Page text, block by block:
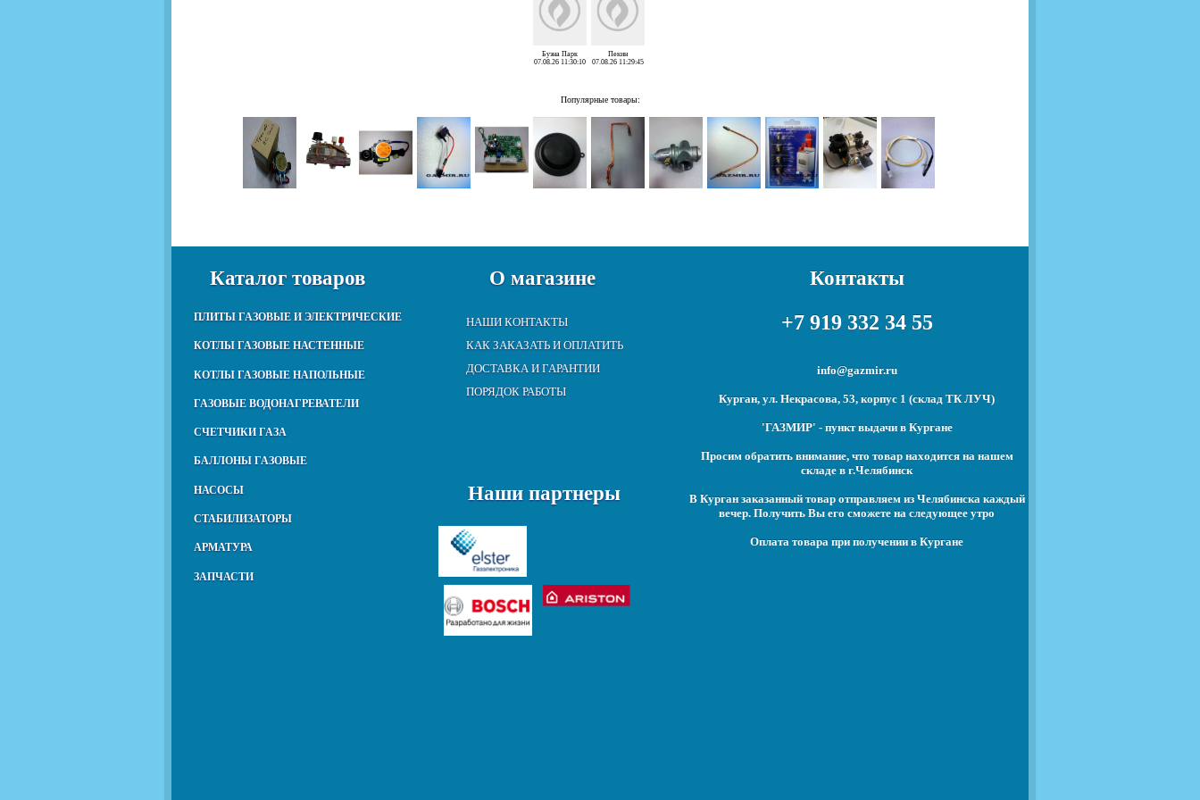
Буэна Парк
07.08.26 11:30:10
Пекин
07.08.26 11:29:45
Популярные товары:
Каталог товаров
ПЛИТЫ ГАЗОВЫЕ И ЭЛЕКТРИЧЕСКИЕ
КОТЛЫ ГАЗОВЫЕ НАСТЕННЫЕ
КОТЛЫ ГАЗОВЫЕ НАПОЛЬНЫЕ
ГАЗОВЫЕ ВОДОНАГРЕВАТЕЛИ
СЧЕТЧИКИ ГАЗА
БАЛЛОНЫ ГАЗОВЫЕ
НАСОСЫ
СТАБИЛИЗАТОРЫ
АРМАТУРА
ЗАПЧАСТИ
О магазине
НАШИ КОНТАКТЫ
КАК ЗАКАЗАТЬ И ОПЛАТИТЬ
ДОСТАВКА И ГАРАНТИИ
ПОРЯДОК РАБОТЫ
Наши партнеры
Контакты
+7 919 332 34 55
info@gazmir.ru
Курган, ул. Некрасова, 53, корпус 1 (склад ТК ЛУЧ)
'ГАЗМИР' - пункт выдачи в Кургане
Просим обратить внимание, что товар находится на нашем
складе в г.Челябинск
В Курган заказанный товар отправляем из Челябинска каждый
вечер. Получить Вы его сможете на следующее утро
Оплата товара при получении в Кургане